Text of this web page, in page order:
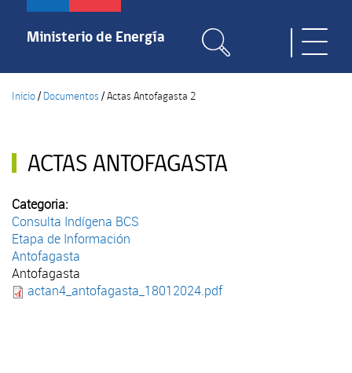
Pasar
contenido
Ministerio de Energía
Inicio/ Documentos /Actas Antofagasta 2
ACTAS ANTOFAGASTA
Categoria:
Consulta Indígena BCS
Etapa de Información
Antofagasta
Antofagasta
actan4_antofagasta_18012024.pdf